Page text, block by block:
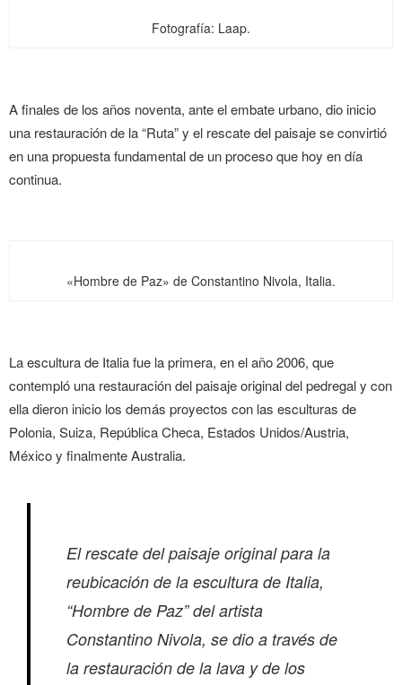
Fotografía: Laap.
A finales de los años noventa, ante el embate urbano, dio inicio
una restauración de la “Ruta” y el rescate del paisaje se convirtió
en una propuesta fundamental de un proceso que hoy en día
continua.
«Hombre de Paz» de Constantino Nivola, Italia.
La escultura de Italia fue la primera, en el año 2006, que
contempló una restauración del paisaje original del pedregal y con
ella dieron inicio los demás proyectos con las esculturas de
Polonia, Suiza, República Checa, Estados Unidos/Austria,
México y finalmente Australia.
El rescate del paisaje original para la
reubicación de la escultura de Italia,
“Hombre de Paz”del artista
Constantino Nivola, se dio a través de
la restauración de la lava y de los